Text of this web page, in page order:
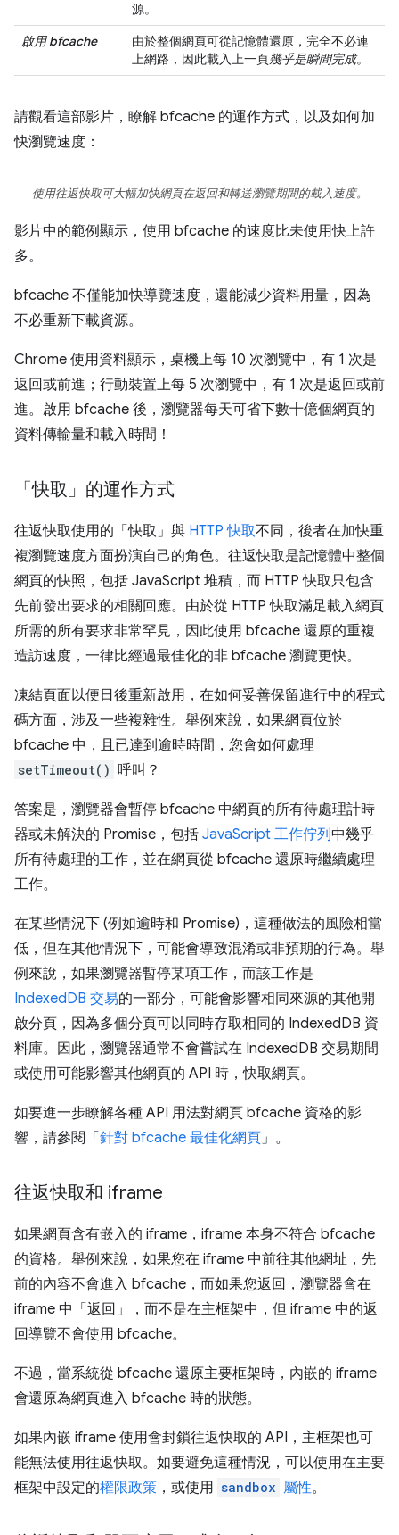
源。
啟用 bfcache
由於整個網頁可從記憶體還原，完全不必連
上網路，因此載入上一頁幾乎是瞬間完成。
請觀看這部影片，瞭解 bfcache 的運作方式，以及如何加
快瀏覽速度：
使用往返快取可大幅加快網頁在返回和轉送瀏覽期間的載入速度。
影片中的範例顯示，使用 bfcache 的速度比未使用快上許
多。
bfcache 不僅能加快導覽速度，還能減少資料用量，因為
不必重新下載資源。
Chrome 使用資料顯示，桌機上每 10 次瀏覽中，有 1 次是
返回或前進；行動裝置上每 5 次瀏覽中，有 1 次是返回或前
進。啟用 bfcache 後，瀏覽器每天可省下數十億個網頁的
資料傳輸量和載入時間！
「快取」的運作方式
往返快取使用的「快取」與 HTTP 快取不同，後者在加快重
複瀏覽速度方面扮演自己的角色。往返快取是記憶體中整個
網頁的快照，包括 JavaScript 堆積，而 HTTP 快取只包含
先前發出要求的相關回應。由於從 HTTP 快取滿足載入網頁
所需的所有要求非常罕見，因此使用 bfcache 還原的重複
造訪速度，一律比經過最佳化的非 bfcache 瀏覽更快。
凍結頁面以便日後重新啟用，在如何妥善保留進行中的程式
碼方面，涉及一些複雜性。舉例來說，如果網頁位於
bfcache 中，且已達到逾時時間，您會如何處理
setTimeout() 呼叫？
答案是，瀏覽器會暫停 bfcache 中網頁的所有待處理計時
器或未解決的 Promise，包括 JavaScript 工作佇列中幾乎
所有待處理的工作，並在網頁從 bfcache 還原時繼續處理
工作。
在某些情況下 (例如逾時和 Promise)，這種做法的風險相當
低，但在其他情況下，可能會導致混淆或非預期的行為。舉
例來說，如果瀏覽器暫停某項工作，而該工作是
IndexedDB 交易的一部分，可能會影響相同來源的其他開
啟分頁，因為多個分頁可以同時存取相同的 IndexedDB 資
料庫。因此，瀏覽器通常不會嘗試在 IndexedDB 交易期間
或使用可能影響其他網頁的 API 時，快取網頁。
如要進一步瞭解各種 API 用法對網頁 bfcache 資格的影
響，請參閱「 針對 bfcache 最佳化網頁」。
往返快取和 iframe
如果網頁含有嵌入的 iframe，iframe 本身不符合 bfcache
的資格。舉例來說，如果您在 iframe 中前往其他網址，先
前的內容不會進入 bfcache，而如果您返回，瀏覽器會在
iframe 中「返回」，而不是在主框架中，但 iframe 中的返
回導覽不會使用 bfcache。
不過，當系統從 bfcache 還原主要框架時，內嵌的 iframe
會還原為網頁進入 bfcache 時的狀態。
如果內嵌 iframe 使用會封鎖往返快取的 API，主框架也可
能無法使用往返快取。如要避免這種情況，可以使用在主要
框架中設定的權限政策 ，或使用 sandbox 屬性。